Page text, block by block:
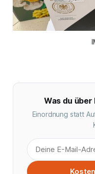
Was du über
Einordnung statt